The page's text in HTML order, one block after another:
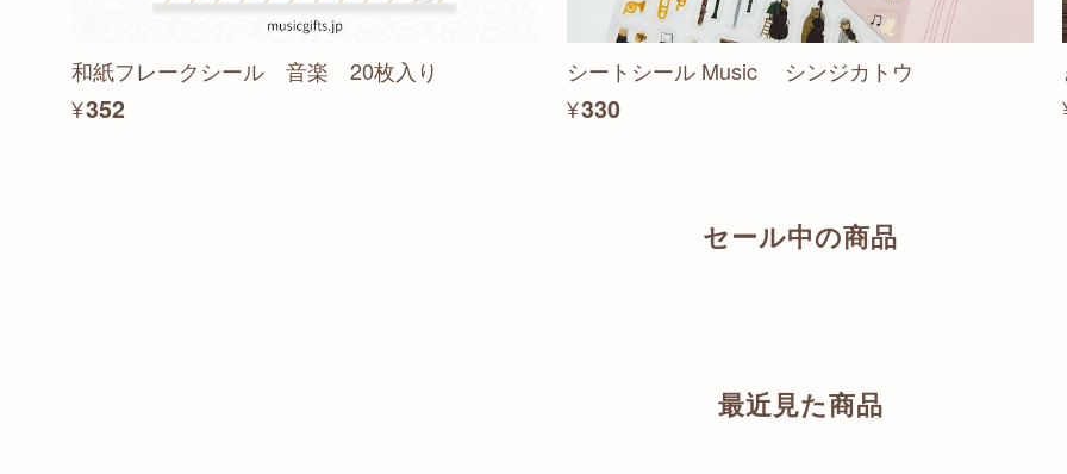
和紙フレークシール 音楽 20枚入り
¥352
シートシール Music シンジカトウ
¥330
セール中の商品
最近見た商品